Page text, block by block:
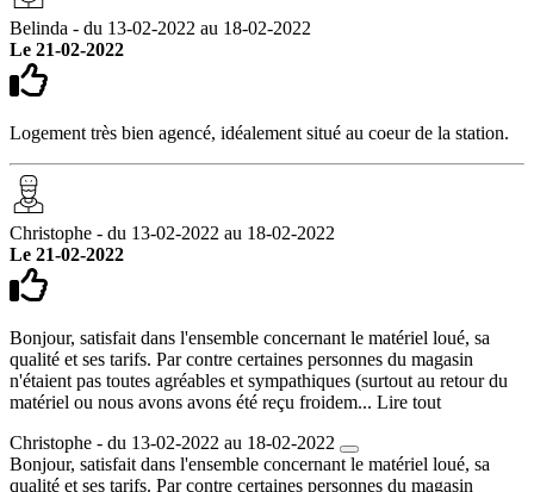
Belinda - du 13-02-2022 au 18-02-2022
Le 21-02-2022
Logement très bien agencé, idéalement situé au coeur de la station.
Christophe - du 13-02-2022 au 18-02-2022
Le 21-02-2022
Bonjour, satisfait dans l'ensemble concernant le matériel loué, sa
qualité et ses tarifs. Par contre certaines personnes du magasin
n'étaient pas toutes agréables et sympathiques (surtout au retour du
matériel ou nous avons avons été reçu froidem... Lire tout
Christophe - du 13-02-2022 au 18-02-2022
Bonjour, satisfait dans l'ensemble concernant le matériel loué, sa
qualité et ses tarifs. Par contre certaines personnes du magasin